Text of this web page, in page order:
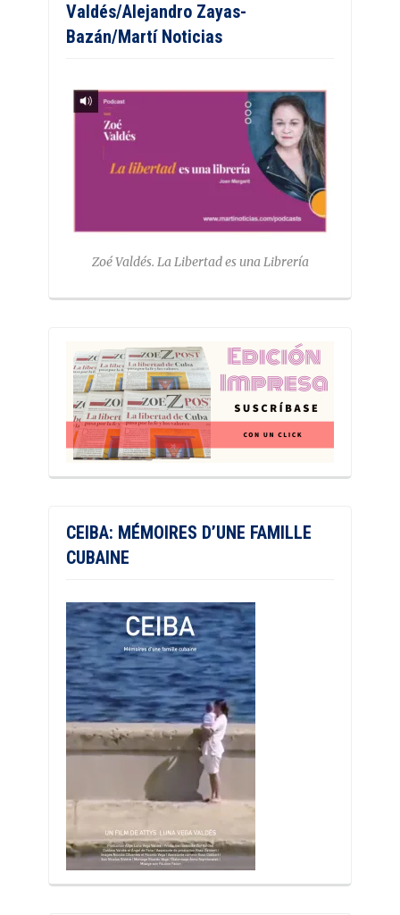
Valdés/Alejandro Zayas-
Bazán/Martí Noticias
Zoé Valdés. La Libertad es una Librería
CEIBA: MÉMOIRES D’UNE FAMILLE
CUBAINE